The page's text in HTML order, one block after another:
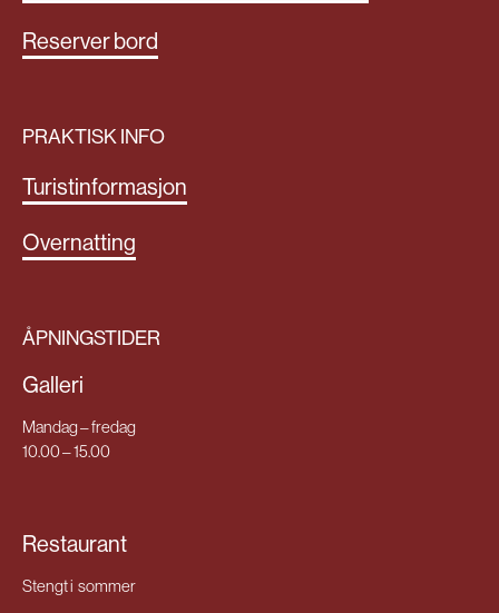
Reserver bord
PRAKTISK INFO
Turistinformasjon
Overnatting
ÅPNINGSTIDER
Galleri
Mandag – fredag
10.00 – 15.00
Restaurant
Stengt i sommer